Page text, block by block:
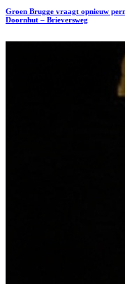
Groen Brugge vraagt opnieuw
Doornhut – Brieversweg